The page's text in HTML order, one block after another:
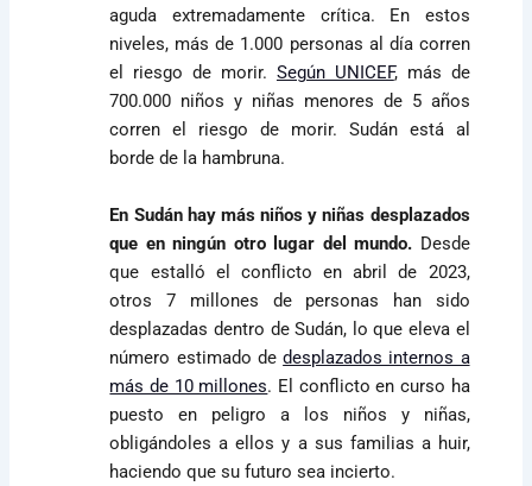
aguda extremadamente crítica. En estos
niveles, más de 1.000 personas al día corren
el riesgo de morir. Según UNICEF, más de
700.000 niños y niñas menores de 5 años
corren el riesgo de morir. Sudán está al
borde de la hambruna.
En Sudán hay más niños y niñas desplazados
que en ningún otro lugar del mundo. Desde
que estalló el conflicto en abril de 2023,
otros 7 millones de personas han sido
desplazadas dentro de Sudán, lo que eleva el
número estimado dedesplazados internos a
más de 10 millones. El conflicto en curso ha
puesto en peligro a los niños y niñas,
obligándoles a ellos y a sus familias a huir,
haciendo que su futuro sea incierto.